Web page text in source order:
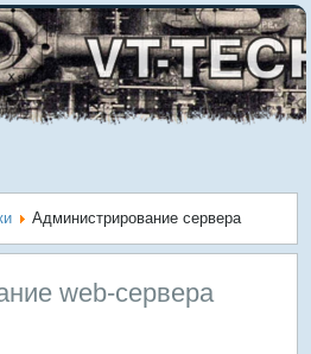
Администрирование сервера
web-сервера